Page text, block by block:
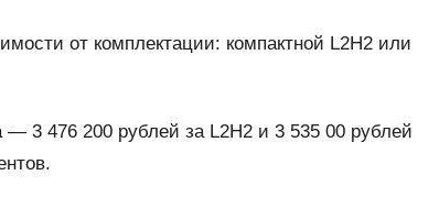
от комплектации: компактной L2H2 или
3 476 200 рублей за L2H2 и 3 535 00 рублей